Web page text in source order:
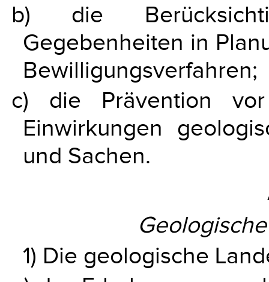
b) die
Gegebenheiten in
Bewilligungsverfahren;
c) die Prävention
Einwirkungen
und Sachen.
1) Die geologische